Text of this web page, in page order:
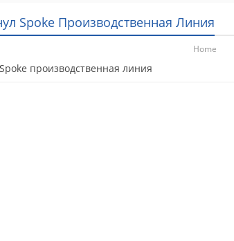
Spoke Производственная Линия
Home
производственная линия